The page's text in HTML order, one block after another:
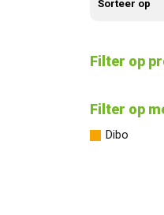
Filter op
Filter op
Dibo